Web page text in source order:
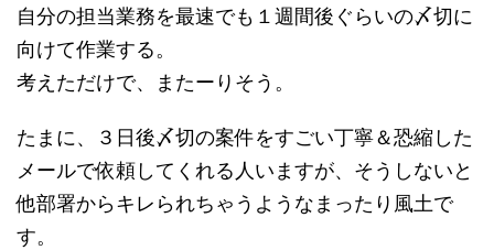
自分の担当業務を最速でも１週間後ぐらいの〆切に
向けて作業する。
考えただけで、またーりそう。
たまに、３日後〆切の案件をすごい丁寧＆恐縮した
メールで依頼してくれる人いますが、そうしないと
他部署からキレられちゃうようなまったり風土で
す。